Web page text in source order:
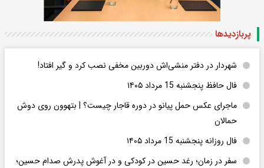
پربازدید‌ها
شهردار در دفتر منشی‌اش دوربین مخفی نصب کرد و گیر افتاد!
فال حافظ پنجشنبه 15 مرداد ۱۴۰۵
ماجرای عکس حمل پیانو در دوره قاجار چیست؟ | بتهوون روی دوش
حمالان
فال روزانه پنجشنبه 15 مرداد ۱۴۰۵
سفر در زمان؛ رغد حسین در کودکی و در آغوش پدرش صدام حسین؛